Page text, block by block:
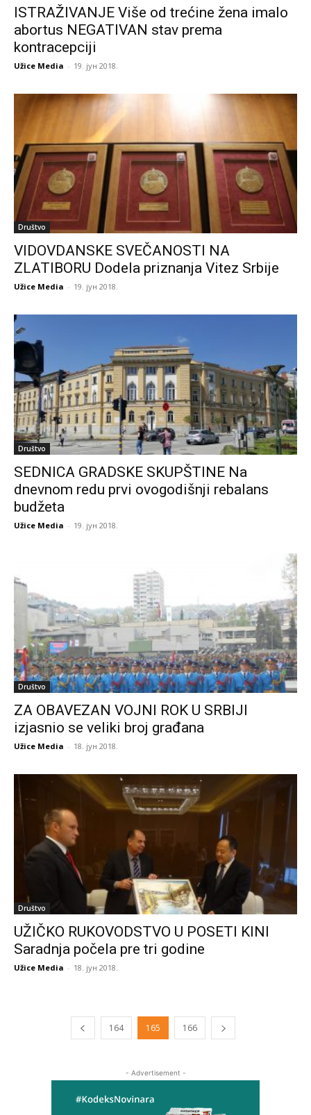
ISTRAŽIVANJE Više od trećine žena imalo
abortus NEGATIVAN stav prema
kontracepciji
Užice Media - 19. јун 2018.
Društvo
VIDOVDANSKE SVEČANOSTI NA
ZLATIBORU Dodela priznanja Vitez Srbije
Užice Media - 19. јун 2018.
Društvo
SEDNICA GRADSKE SKUPŠTINE Na
dnevnom redu prvi ovogodišnji rebalans
budžeta
Užice Media - 19. јун 2018.
Društvo
ZA OBAVEZAN VOJNI ROK U SRBIJI
izjasnio se veliki broj građana
Užice Media - 18. јун 2018.
Društvo
UŽIČKO RUKOVODSTVO U POSETI KINI
Saradnja počela pre tri godine
Užice Media - 18. јун 2018.
164 165 166
- Advertisement -